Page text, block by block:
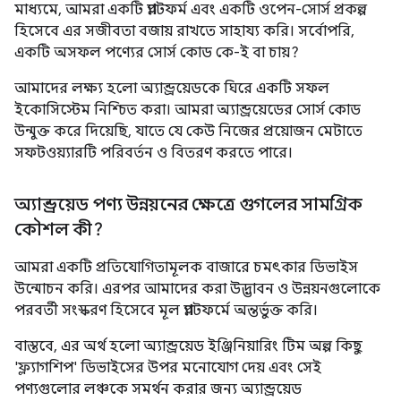
মাধ্যমে, আমরা একটি প্ল্যাটফর্ম এবং একটি ওপেন-সোর্স প্রকল্প
হিসেবে এর সজীবতা বজায় রাখতে সাহায্য করি। সর্বোপরি,
একটি অসফল পণ্যের সোর্স কোড কে-ই বা চায়?
আমাদের লক্ষ্য হলো অ্যান্ড্রয়েডকে ঘিরে একটি সফল
ইকোসিস্টেম নিশ্চিত করা। আমরা অ্যান্ড্রয়েডের সোর্স কোড
উন্মুক্ত করে দিয়েছি, যাতে যে কেউ নিজের প্রয়োজন মেটাতে
সফটওয়্যারটি পরিবর্তন ও বিতরণ করতে পারে।
অ্যান্ড্রয়েড পণ্য উন্নয়নের ক্ষেত্রে গুগলের সামগ্রিক
কৌশল কী?
আমরা একটি প্রতিযোগিতামূলক বাজারে চমৎকার ডিভাইস
উন্মোচন করি। এরপর আমাদের করা উদ্ভাবন ও উন্নয়নগুলোকে
পরবর্তী সংস্করণ হিসেবে মূল প্ল্যাটফর্মে অন্তর্ভুক্ত করি।
বাস্তবে, এর অর্থ হলো অ্যান্ড্রয়েড ইঞ্জিনিয়ারিং টিম অল্প কিছু
'ফ্ল্যাগশিপ' ডিভাইসের উপর মনোযোগ দেয় এবং সেই
পণ্যগুলোর লঞ্চকে সমর্থন করার জন্য অ্যান্ড্রয়েড